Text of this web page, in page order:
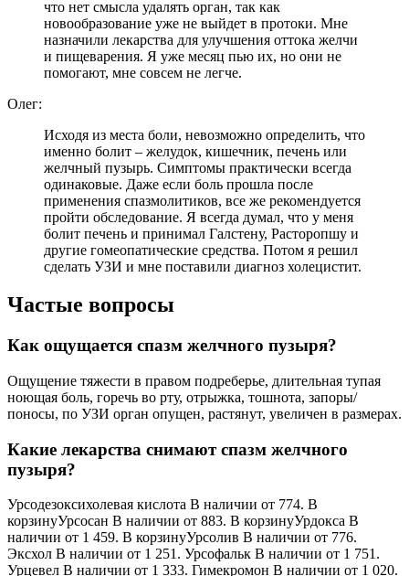
что нет смысла удалять орган, так как
новообразование уже не выйдет в протоки. Мне
назначили лекарства для улучшения оттока желчи
и пищеварения. Я уже месяц пью их, но они не
помогают, мне совсем не легче.
Олег:
Исходя из места боли, невозможно определить, что
именно болит – желудок, кишечник, печень или
желчный пузырь. Симптомы практически всегда
одинаковые. Даже если боль прошла после
применения спазмолитиков, все же рекомендуется
пройти обследование. Я всегда думал, что у меня
болит печень и принимал Галстену, Расторопшу и
другие гомеопатические средства. Потом я решил
сделать УЗИ и мне поставили диагноз холецистит.
Частые вопросы
Как ощущается спазм желчного пузыря?
Ощущение тяжести в правом подреберье, длительная тупая
ноющая боль, горечь во рту, отрыжка, тошнота, запоры/
поносы, по УЗИ орган опущен, растянут, увеличен в размерах.
Какие лекарства снимают спазм желчного
пузыря?
Урсодезоксихолевая кислота В наличии от 774. В
корзинуУрсосан В наличии от 883. В корзинуУрдокса В
наличии от 1 459. В корзинуУрсолив В наличии от 776.
Эксхол В наличии от 1 251. Урсофальк В наличии от 1 751.
Урцевел В наличии от 1 333. Гимекромон В наличии от 1 020.